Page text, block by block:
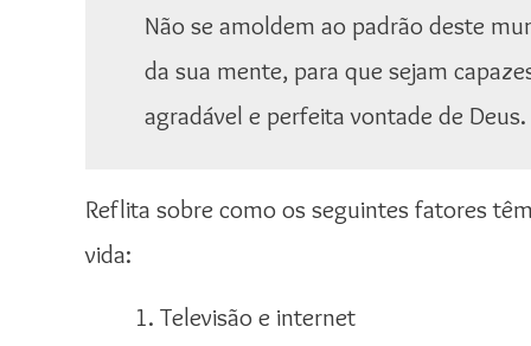
Não se amoldem ao padrão deste
da sua mente, para que sejam
agradável e perfeita vontade de
Reflita sobre como os seguintes fatores
vida:
Televisão e internet